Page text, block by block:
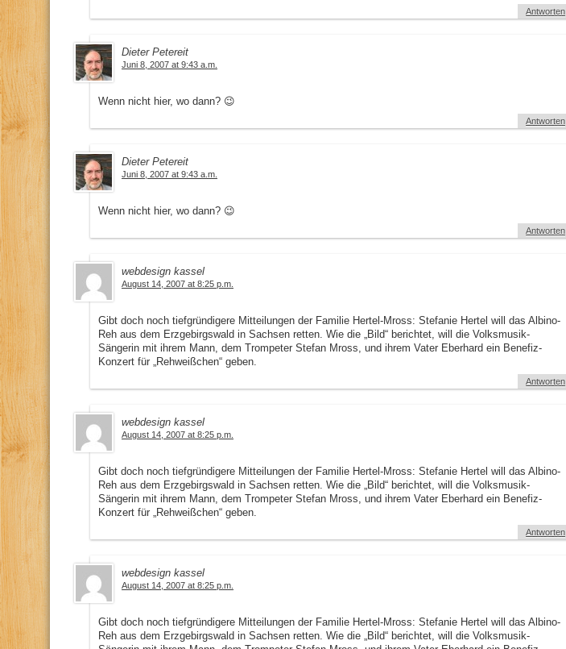
Antworten
Dieter Petereit
Juni 8, 2007 at 9:43 a.m.
Wenn nicht hier, wo dann? 😉
Antworten
Dieter Petereit
Juni 8, 2007 at 9:43 a.m.
Wenn nicht hier, wo dann? 😉
Antworten
webdesign kassel
August 14, 2007 at 8:25 p.m.
Gibt doch noch tiefgründigere Mitteilungen der Familie Hertel-Mross: Stefanie Hertel will das Albino-
Reh aus dem Erzgebirgswald in Sachsen retten. Wie die „Bild“ berichtet, will die Volksmusik-
Sängerin mit ihrem Mann, dem Trompeter Stefan Mross, und ihrem Vater Eberhard ein Benefiz-
Konzert für „Rehweißchen“ geben.
Antworten
webdesign kassel
August 14, 2007 at 8:25 p.m.
Gibt doch noch tiefgründigere Mitteilungen der Familie Hertel-Mross: Stefanie Hertel will das Albino-
Reh aus dem Erzgebirgswald in Sachsen retten. Wie die „Bild“ berichtet, will die Volksmusik-
Sängerin mit ihrem Mann, dem Trompeter Stefan Mross, und ihrem Vater Eberhard ein Benefiz-
Konzert für „Rehweißchen“ geben.
Antworten
webdesign kassel
August 14, 2007 at 8:25 p.m.
Gibt doch noch tiefgründigere Mitteilungen der Familie Hertel-Mross: Stefanie Hertel will das Albino-
Reh aus dem Erzgebirgswald in Sachsen retten. Wie die „Bild“ berichtet, will die Volksmusik-